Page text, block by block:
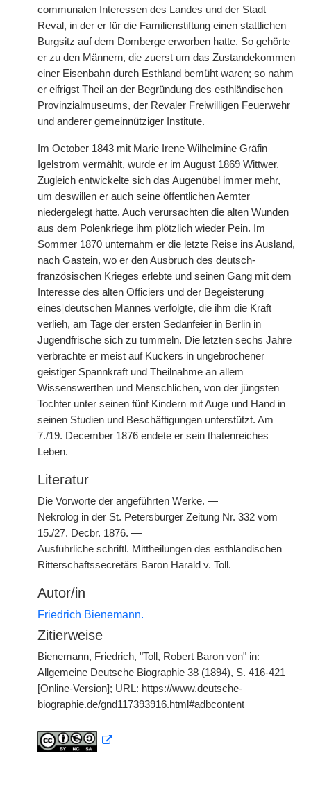
communalen Interessen des Landes und der Stadt
Reval, in der er für die Familienstiftung einen stattlichen
Burgsitz auf dem Domberge erworben hatte. So gehörte
er zu den Männern, die zuerst um das Zustandekommen
einer Eisenbahn durch Esthland bemüht waren; so nahm
er eifrigst Theil an der Begründung des esthländischen
Provinzialmuseums, der Revaler Freiwilligen Feuerwehr
und anderer gemeinnütziger Institute.
Im October 1843 mit Marie Irene Wilhelmine Gräfin
Igelstrom vermählt, wurde er im August 1869 Wittwer.
Zugleich entwickelte sich das Augenübel immer mehr,
um deswillen er auch seine öffentlichen Aemter
niedergelegt hatte. Auch verursachten die alten Wunden
aus dem Polenkriege ihm plötzlich wieder Pein. Im
Sommer 1870 unternahm er die letzte Reise ins Ausland,
nach Gastein, wo er den Ausbruch des deutsch-
französischen Krieges erlebte und seinen Gang mit dem
Interesse des alten Officiers und der Begeisterung
eines deutschen Mannes verfolgte, die ihm die Kraft
verlieh, am Tage der ersten Sedanfeier in Berlin in
Jugendfrische sich zu tummeln. Die letzten sechs Jahre
verbrachte er meist auf Kuckers in ungebrochener
geistiger Spannkraft und Theilnahme an allem
Wissenswerthen und Menschlichen, von der jüngsten
Tochter unter seinen fünf Kindern mit Auge und Hand in
seinen Studien und Beschäftigungen unterstützt. Am
7./19. December 1876 endete er sein thatenreiches
Leben.
Literatur
Die Vorworte der angeführten Werke. —
Nekrolog in der St. Petersburger Zeitung Nr. 332 vom
15./27. Decbr. 1876. —
Ausführliche schriftl. Mittheilungen des esthländischen
Ritterschaftssecretärs Baron Harald v. Toll.
Autor/in
Friedrich Bienemann.
Zitierweise
Bienemann, Friedrich, "Toll, Robert Baron von" in:
Allgemeine Deutsche Biographie 38 (1894), S. 416-421
[Online-Version]; URL: https://www.deutsche-
biographie.de/gnd117393916.html#adbcontent